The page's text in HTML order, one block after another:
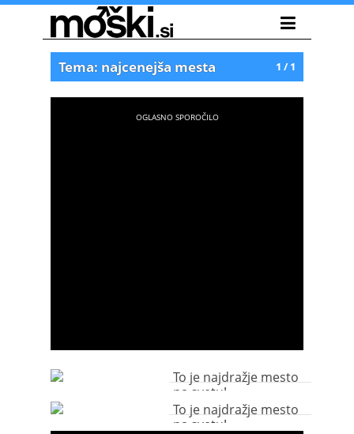
1 / 1
Tema: najcenejša mesta
To je najdražje mesto
na svetu!
To je najdražje mesto
na svetu!